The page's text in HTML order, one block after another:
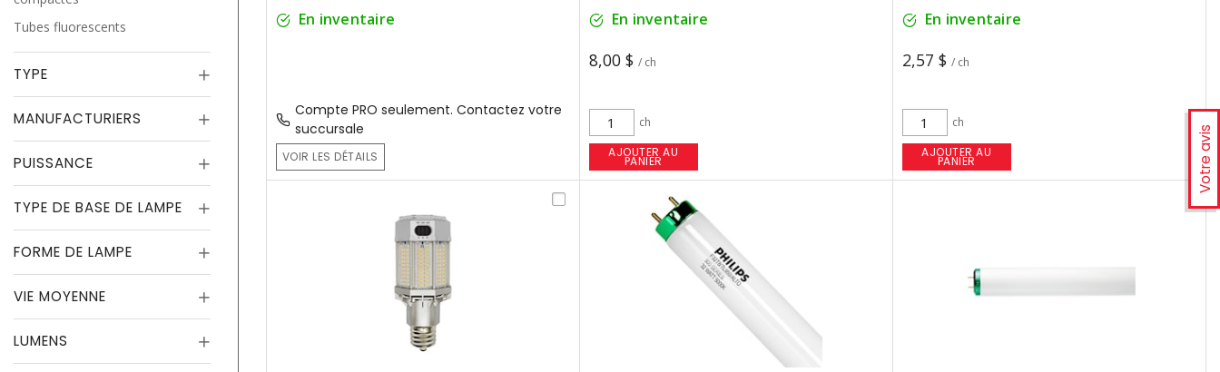
Votre avis
Tubes fluorescents
TYPE
MANUFACTURIERS
PUISSANCE
TYPE DE BASE DE LAMPE
FORME DE LAMPE
VIE MOYENNE
LUMENS
En inventaire
Compte PRO seulement. Contactez votre
succursale
VOIR LES DÉTAILS
En inventaire
8,00 $ / ch
ch
AJOUTER AU
PANIER
En inventaire
2,57 $ / ch
ch
AJOUTER AU
PANIER